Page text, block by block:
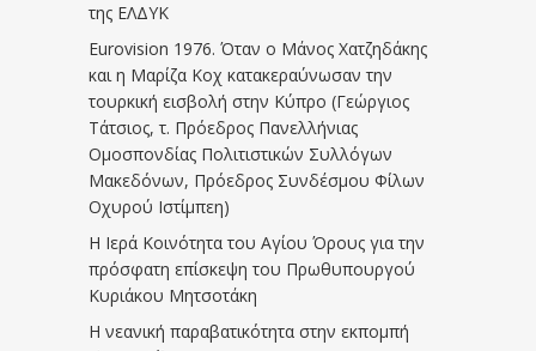
της ΕΛΔΥΚ
Eurovision 1976. Όταν ο Μάνος Χατζηδάκης
και η Μαρίζα Κοχ κατακεραύνωσαν την
τουρκική εισβολή στην Κύπρο (Γεώργιος
Τάτσιος, τ. Πρόεδρος Πανελλήνιας
Ομοσπονδίας Πολιτιστικών Συλλόγων
Μακεδόνων, Πρόεδρος Συνδέσμου Φίλων
Οχυρού Ιστίμπεη)
Η Ιερά Κοινότητα του Αγίου Όρους για την
πρόσφατη επίσκεψη του Πρωθυπουργού
Κυριάκου Μητσοτάκη
Η νεανική παραβατικότητα στην εκπομπή